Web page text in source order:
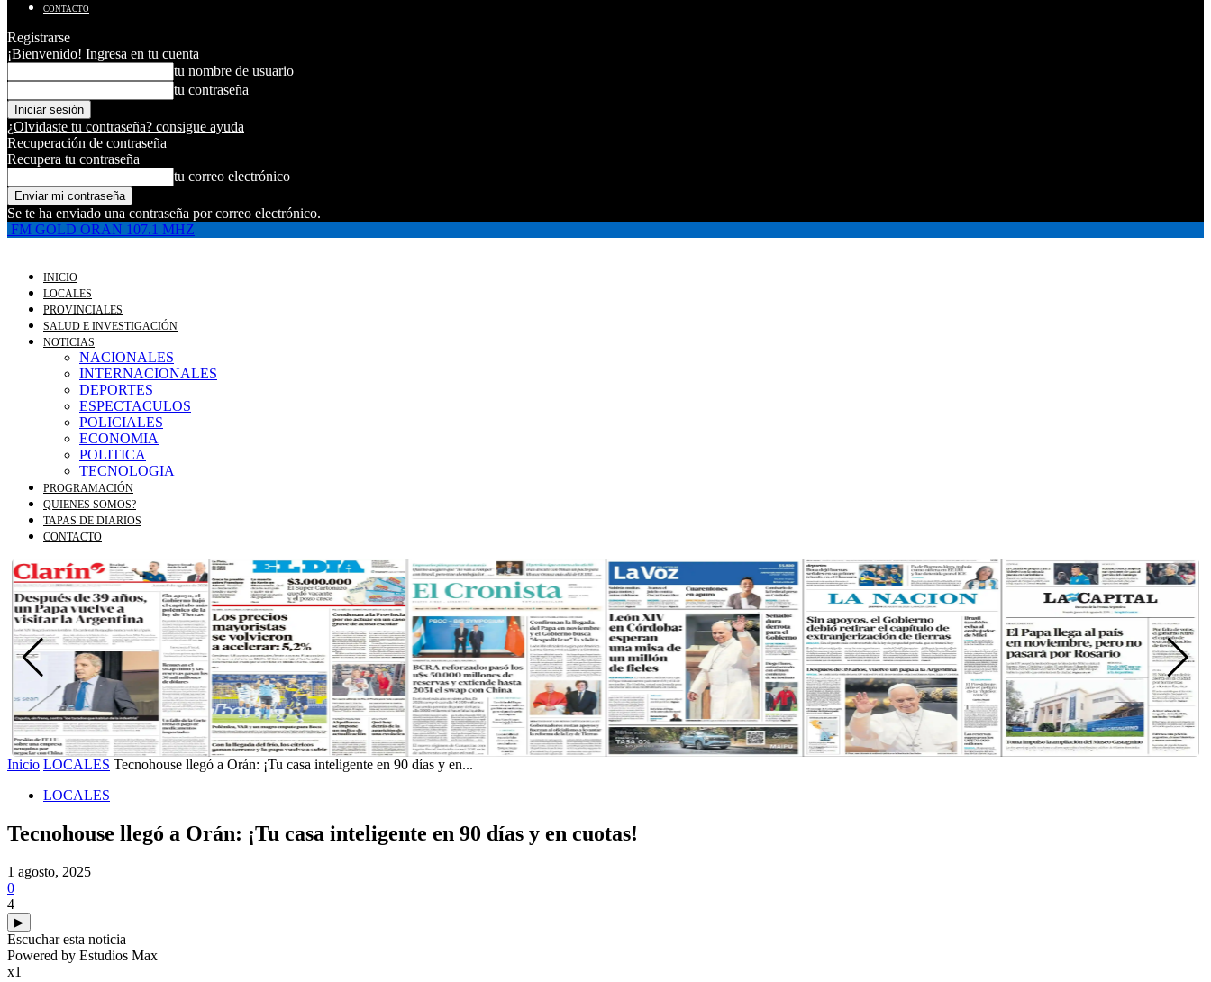
CONTACTO
Registrarse
¡Bienvenido! Ingresa en tu cuenta
tu nombre de usuario
tu contraseña
¿Olvidaste tu contraseña? consigue ayuda
Recuperación de contraseña
Recupera tu contraseña
tu correo electrónico
Se te ha enviado una contraseña por correo electrónico.
FM GOLD ORAN 107.1 MHZ
INICIO
LOCALES
PROVINCIALES
SALUD E INVESTIGACIÓN
NOTICIAS
NACIONALES
INTERNACIONALES
DEPORTES
ESPECTACULOS
POLICIALES
ECONOMIA
POLITICA
TECNOLOGIA
PROGRAMACIÓN
QUIENES SOMOS?
TAPAS DE DIARIOS
CONTACTO
Inicio LOCALES Tecnohouse llegó a Orán: ¡Tu casa inteligente en 90 días y en...
LOCALES
Tecnohouse llegó a Orán: ¡Tu casa inteligente en 90 días y en cuotas!
1 agosto, 2025
0
4
▶
Escuchar esta noticia
Powered by Estudios Max
x1